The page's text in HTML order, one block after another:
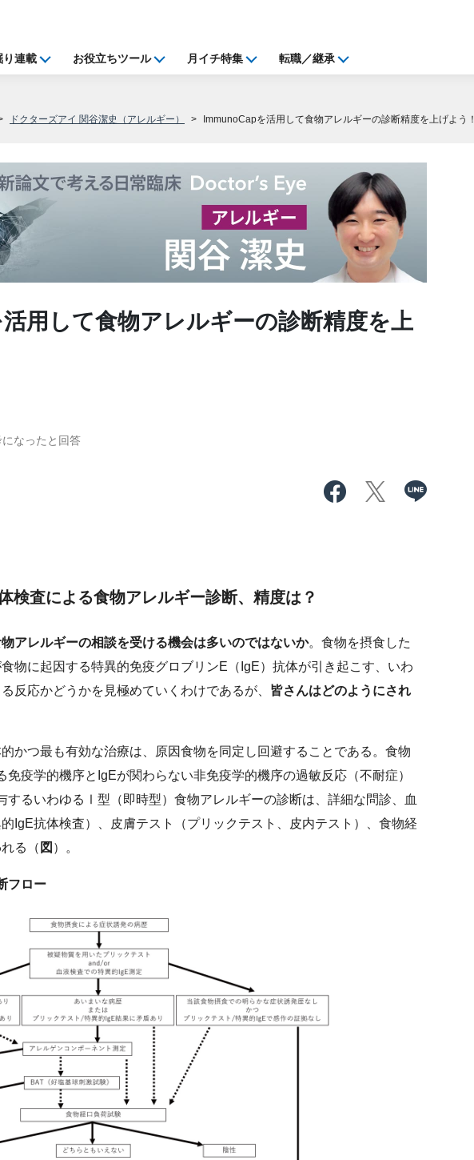
り連載 お役立ちツール 月イチ特集 転職／継承
ドクターズアイ 関谷潔史（アレルギー） ImmunoCapを活用して食物アレルギーの診断精度を上げよう！
用して食物アレルギーの診断精度を上
なったと回答
検査による食物アレルギー診断、精度は？
アレルギーの相談を受ける機会は多いのではないか。食物を摂食した
物に起因する特異的免疫グロブリンE（IgE）抗体が引き起こす、いわ
反応かどうかを見極めていくわけであるが、 皆さんはどのようにされ
かつ最も有効な治療は、原因食物を同定し回避することである。食物
免疫学的機序とIgEが関わらない非免疫学的機序の過敏反応（不耐症）
するいわゆるⅠ型（即時型）食物アレルギーの診断は、詳細な問診、血
IgE抗体検査）、皮膚テスト（プリックテスト、皮内テスト）、食物経
る（ 図 ）。
フロー